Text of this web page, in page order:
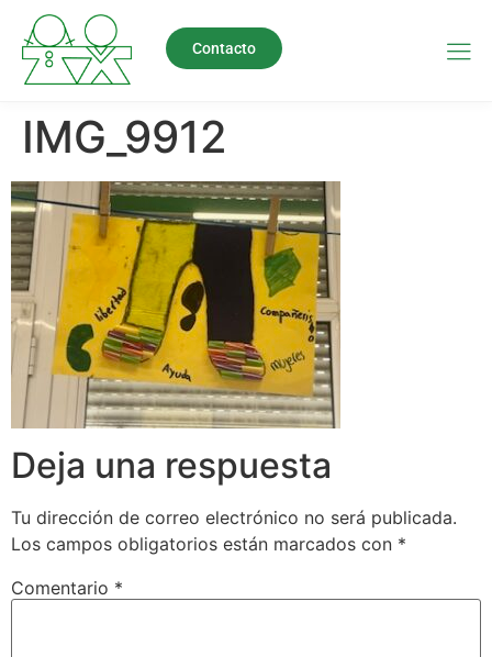
Contacto
IMG_9912
Deja una respuesta
Tu dirección de correo electrónico no será publicada.
Los campos obligatorios están marcados con *
Comentario *